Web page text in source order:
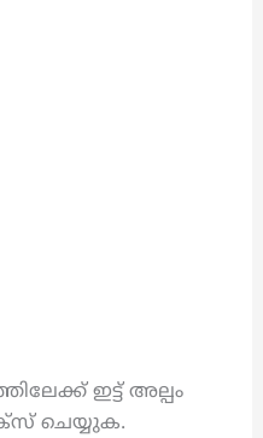
ഇട്ട് അല്പം
ചെയ്യുക.